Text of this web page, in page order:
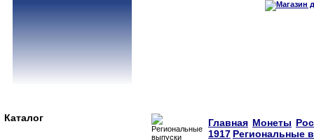
Каталог Главная Монеты
1917 Региональные